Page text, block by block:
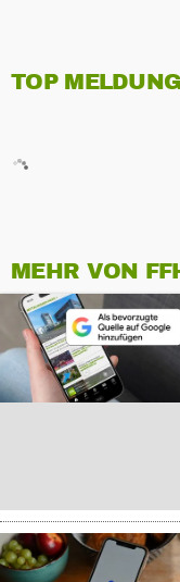
TOP
MEHR VON